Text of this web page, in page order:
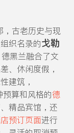
，古老历史与现
织名录的戈勒
德黑兰融合了文
、休闲度假，
建筑，
算和风格的德
精品宾馆，还
预订页面进行